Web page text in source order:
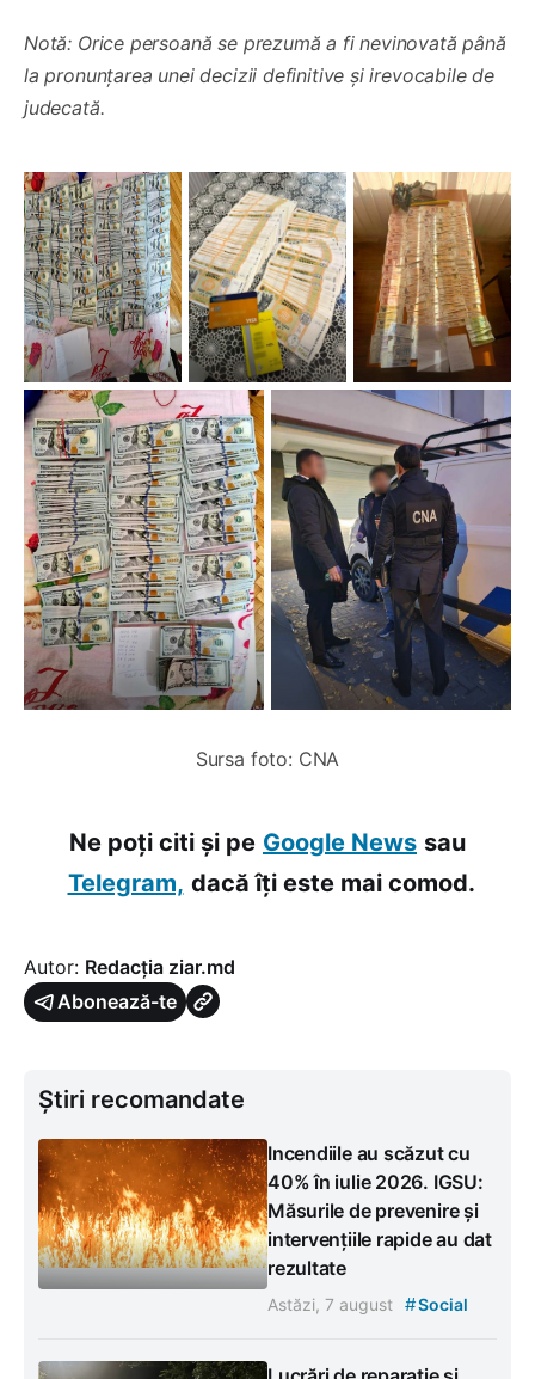
Notă: Orice persoană se prezumă a fi nevinovată până
la pronunțarea unei decizii definitive și irevocabile de
judecată.
Sursa foto: CNA
Ne poți citi și pe Google News sau
Telegram, dacă îți este mai comod.
Autor: Redacția ziar.md
Abonează-te
Știri recomandate
Incendiile au scăzut cu
40% în iulie 2026. IGSU:
Măsurile de prevenire și
intervențiile rapide au dat
rezultate
Astăzi, 7 august #Social